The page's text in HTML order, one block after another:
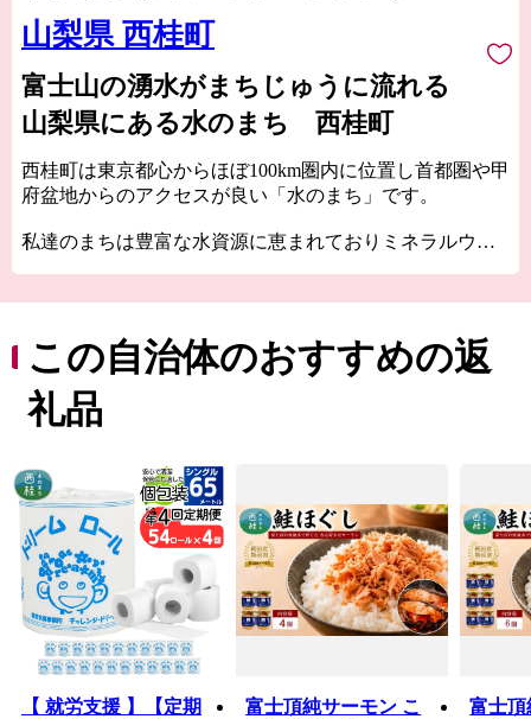
山梨県 西桂町
富士山の湧水がまちじゅうに流れる
山梨県にある水のまち 西桂町
西桂町は東京都心からほぼ100km圏内に位置し首都圏や甲
府盆地からのアクセスが良い「水のまち」です。
私達のまちは豊富な水資源に恵まれておりミネラルウォ
を支えてきました。
山林が約80％を占める岳景観の美しいまちで生まれた西
桂町の魅力あふれる特産品を、ふるさと納税を通じてお
皆様からのふるさと西桂応援寄附金は西桂町のふるさと
づくりのために大切に活用させていただきます。
この自治体のおすすめの返
礼品
【 就労支援 】【定期
富士頂純サーモン こ
富士頂